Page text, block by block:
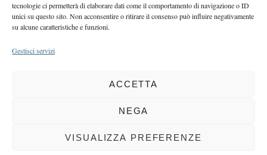
tecnologie ci permetterà di elaborare dati come il comportamento di navigazione o ID
unici su questo sito. Non acconsentire o ritirare il consenso può influire negativamente
su alcune caratteristiche e funzioni.
Gestisci servizi
ACCETTA
NEGA
VISUALIZZA PREFERENZE
EDITORIALE PRESIDENTE
Crisi: questione di valori
COPYRIGHT 2025 LA VOCE |PRIVACY
BCC DI BUSTO GAROLFO E BUGUGGIATE